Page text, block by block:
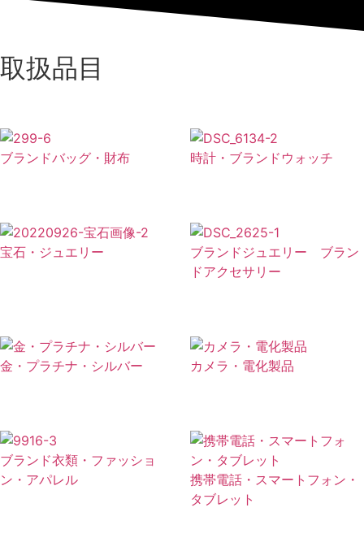
取扱品目
ブランドバッグ・財布 時計・ブランドウォッチ
宝石・ジュエリー
ブランドジュエリー ブラン
ドアクセサリー
金・プラチナ・シルバー カメラ・電化製品
ブランド衣類・ファッショ
ン・アパレル
携帯電話・スマートフォン・
タブレット